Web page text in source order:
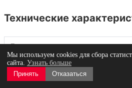
Технические
Грузоподъемность
Минимальная высота подхвата,
Мы используем cookies для сбора
сайта. Узнать больше
Принять
Отказаться